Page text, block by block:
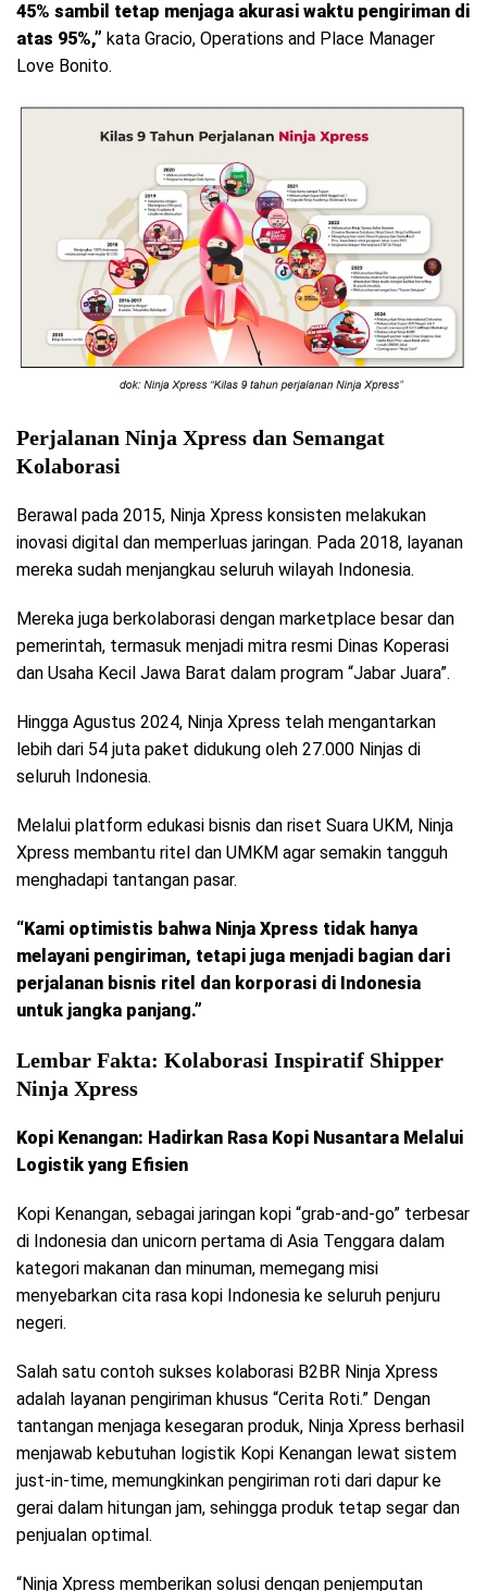
45% sambil tetap menjaga akurasi waktu pengiriman di
atas 95%,” kata Gracio, Operations and Place Manager
Love Bonito.
Perjalanan Ninja Xpress dan Semangat
Kolaborasi
Berawal pada 2015, Ninja Xpress konsisten melakukan
inovasi digital dan memperluas jaringan. Pada 2018, layanan
mereka sudah menjangkau seluruh wilayah Indonesia.
Mereka juga berkolaborasi dengan marketplace besar dan
pemerintah, termasuk menjadi mitra resmi Dinas Koperasi
dan Usaha Kecil Jawa Barat dalam program “Jabar Juara”.
Hingga Agustus 2024, Ninja Xpress telah mengantarkan
lebih dari 54 juta paket didukung oleh 27.000 Ninjas di
seluruh Indonesia.
Melalui platform edukasi bisnis dan riset Suara UKM, Ninja
Xpress membantu ritel dan UMKM agar semakin tangguh
menghadapi tantangan pasar.
“Kami optimistis bahwa Ninja Xpress tidak hanya
melayani pengiriman, tetapi juga menjadi bagian dari
perjalanan bisnis ritel dan korporasi di Indonesia
untuk jangka panjang.”
Lembar Fakta: Kolaborasi Inspiratif Shipper
Ninja Xpress
Kopi Kenangan: Hadirkan Rasa Kopi Nusantara Melalui
Logistik yang Efisien
Kopi Kenangan, sebagai jaringan kopi “grab-and-go” terbesar
di Indonesia dan unicorn pertama di Asia Tenggara dalam
kategori makanan dan minuman, memegang misi
menyebarkan cita rasa kopi Indonesia ke seluruh penjuru
negeri.
Salah satu contoh sukses kolaborasi B2BR Ninja Xpress
adalah layanan pengiriman khusus “Cerita Roti.” Dengan
tantangan menjaga kesegaran produk, Ninja Xpress berhasil
menjawab kebutuhan logistik Kopi Kenangan lewat sistem
just-in-time, memungkinkan pengiriman roti dari dapur ke
gerai dalam hitungan jam, sehingga produk tetap segar dan
penjualan optimal.
“Ninja Xpress memberikan solusi dengan penjemputan